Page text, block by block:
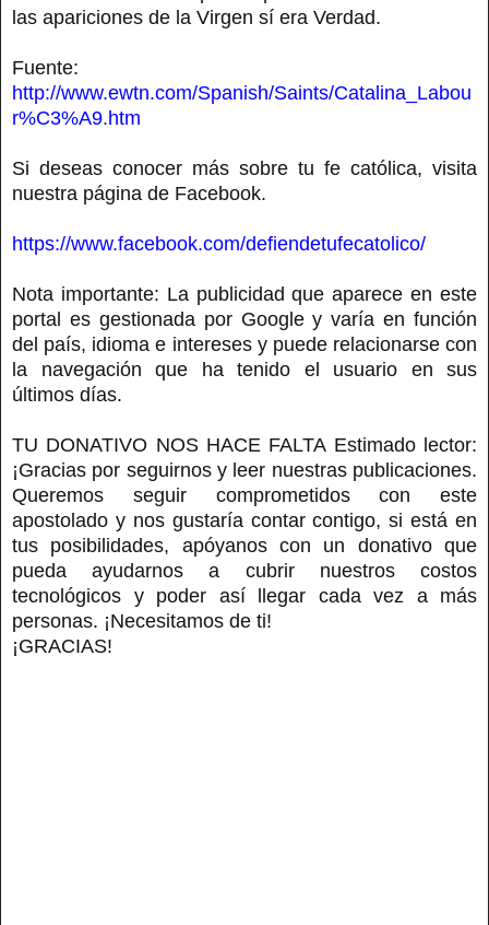
las apariciones de la Virgen sí era Verdad.
Fuente:
http://www.ewtn.com/Spanish/Saints/Catalina_Labou
r%C3%A9.htm
Si deseas conocer más sobre tu fe católica, visita
nuestra página de Facebook.
https://www.facebook.com/defiendetufecatolico/
Nota importante: La publicidad que aparece en este
portal es gestionada por Google y varía en función
del país, idioma e intereses y puede relacionarse con
la navegación que ha tenido el usuario en sus
últimos días.
TU DONATIVO NOS HACE FALTA Estimado lector:
¡Gracias por seguirnos y leer nuestras publicaciones.
Queremos seguir comprometidos con este
apostolado y nos gustaría contar contigo, si está en
tus posibilidades, apóyanos con un donativo que
pueda ayudarnos a cubrir nuestros costos
tecnológicos y poder así llegar cada vez a más
personas. ¡Necesitamos de ti!
¡GRACIAS!